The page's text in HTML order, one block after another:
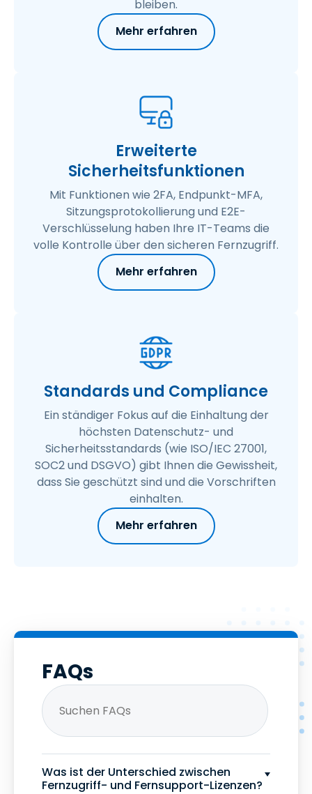
bleiben.
Mehr erfahren
Erweiterte
Sicherheitsfunktionen
Mit Funktionen wie 2FA, Endpunkt-MFA,
Sitzungsprotokollierung und E2E-
Verschlüsselung haben Ihre IT-Teams die
volle Kontrolle über den sicheren Fernzugriff.
Mehr erfahren
Standards und Compliance
Ein ständiger Fokus auf die Einhaltung der
höchsten Datenschutz- und
Sicherheitsstandards (wie ISO/IEC 27001,
SOC2 und DSGVO) gibt Ihnen die Gewissheit,
dass Sie geschützt sind und die Vorschriften
einhalten.
Mehr erfahren
FAQs
Was ist der Unterschied zwischen
Fernzugriff- und Fernsupport-Lizenzen?